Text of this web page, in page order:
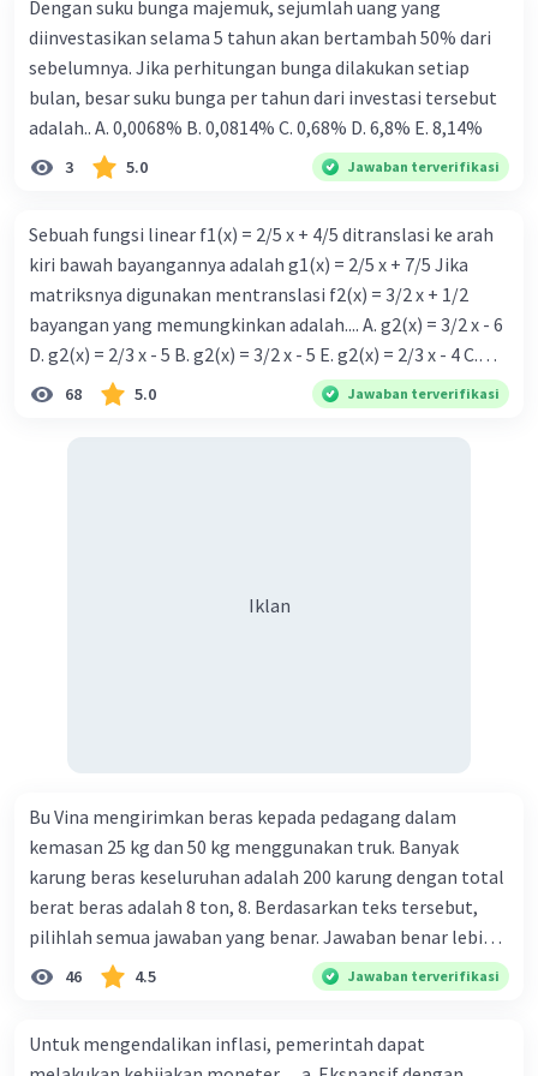
Dengan suku bunga majemuk, sejumlah uang yang
diinvestasikan selama 5 tahun akan bertambah 50% dari
sebelumnya. Jika perhitungan bunga dilakukan setiap
bulan, besar suku bunga per tahun dari investasi tersebut
adalah.. A. 0,0068% B. 0,0814% C. 0,68% D. 6,8% Ε. 8,14%
3 5.0 Jawaban terverifikasi
Sebuah fungsi linear f1(x) = 2/5 x + 4/5 ditranslasi ke arah
kiri bawah bayangannya adalah g1(x) = 2/5 x + 7/5 Jika
matriksnya digunakan mentranslasi f2(x) = 3/2 x + 1/2
bayangan yang memungkinkan adalah.... A. g2(x) = 3/2 x - 6
D. g2(x) = 2/3 x - 5 B. g2(x) = 3/2 x - 5 E. g2(x) = 2/3 x - 4 C.
g{2}(x) = 3/2 x + 5
68 5.0 Jawaban terverifikasi
Iklan
Bu Vina mengirimkan beras kepada pedagang dalam
kemasan 25 kg dan 50 kg menggunakan truk. Banyak
karung beras keseluruhan adalah 200 karung dengan total
berat beras adalah 8 ton, 8. Berdasarkan teks tersebut,
pilihlah semua jawaban yang benar. Jawaban benar lebih
dari satu. Banyak karung beras kemasan 25 kg adalah 50
buah. Banyak karung beras kemasan 50 kg adalah 150
ton. Perbandingan berat beras kemasan 25 kg dan 50 kg
46 4.5 Jawaban terverifikasi
Untuk mengendalikan inflasi, pemerintah dapat